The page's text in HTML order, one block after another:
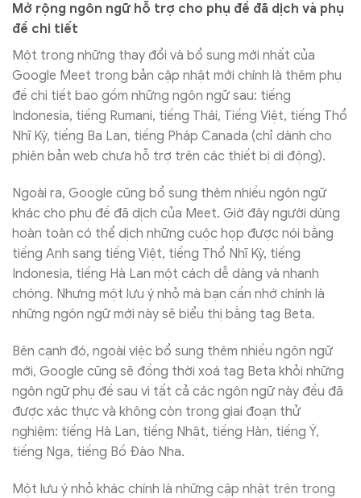
Mở rộng ngôn ngữ hỗ trợ cho phụ đề đã dịch và phụ
đề chi tiết
Một trong những thay đổi và bổ sung mới nhất của
Google Meet trong bản cập nhật mới chính là thêm phụ
đề chi tiết bao gồm những ngôn ngữ sau: tiếng
Indonesia, tiếng Rumani, tiếng Thái, Tiếng Việt, tiếng Thổ
Nhĩ Kỳ, tiếng Ba Lan, tiếng Pháp Canada (chỉ dành cho
phiên bản web chưa hỗ trợ trên các thiết bị di động).
Ngoài ra, Google cũng bổ sung thêm nhiều ngôn ngữ
khác cho phụ đề đã dịch của Meet. Giờ đây người dùng
hoàn toàn có thể dịch những cuộc họp được nói bằng
tiếng Anh sang tiếng Việt, tiếng Thổ Nhĩ Kỳ, tiếng
Indonesia, tiếng Hà Lan một cách dễ dàng và nhanh
chóng. Nhưng một lưu ý nhỏ mà bạn cần nhớ chính là
những ngôn ngữ mới này sẽ biểu thị bằng tag Beta.
Bên cạnh đó, ngoài việc bổ sung thêm nhiều ngôn ngữ
mới, Google cũng sẽ đồng thời xoá tag Beta khỏi những
ngôn ngữ phụ đề sau vì tất cả các ngôn ngữ này đều đã
được xác thực và không còn trong giai đoạn thử
nghiệm: tiếng Hà Lan, tiếng Nhật, tiếng Hàn, tiếng Ý,
tiếng Nga, tiếng Bồ Đào Nha.
Một lưu ý nhỏ khác chính là những cập nhật trên trong